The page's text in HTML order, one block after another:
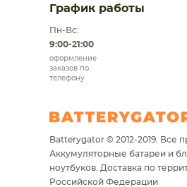
График работы
Пн-Вс:
9:00-21:00
оформление
заказов по
телефону
Batterygator © 2012-2019. Все
Аккумуляторные батареи и
ноутбуков. Доставка по
Российской Федерации